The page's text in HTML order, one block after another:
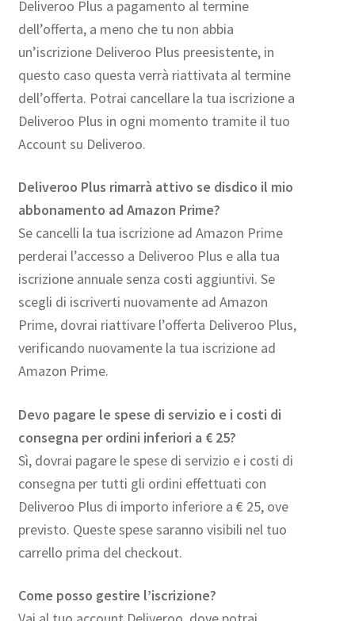
Deliveroo Plus a pagamento al termine
dell’offerta, a meno che tu non abbia
un’iscrizione Deliveroo Plus preesistente, in
questo caso questa verrà riattivata al termine
dell’offerta. Potrai cancellare la tua iscrizione a
Deliveroo Plus in ogni momento tramite il tuo
Account su Deliveroo.
Deliveroo Plus rimarrà attivo se disdico il mio
abbonamento ad Amazon Prime?
Se cancelli la tua iscrizione ad Amazon Prime
perderai l’accesso a Deliveroo Plus e alla tua
iscrizione annuale senza costi aggiuntivi. Se
scegli di iscriverti nuovamente ad Amazon
Prime, dovrai riattivare l’offerta Deliveroo Plus,
verificando nuovamente la tua iscrizione ad
Amazon Prime.
Devo pagare le spese di servizio e i costi di
consegna per ordini inferiori a € 25?
Sì, dovrai pagare le spese di servizio e i costi di
consegna per tutti gli ordini effettuati con
Deliveroo Plus di importo inferiore a € 25, ove
previsto. Queste spese saranno visibili nel tuo
carrello prima del checkout.
Come posso gestire l’iscrizione?